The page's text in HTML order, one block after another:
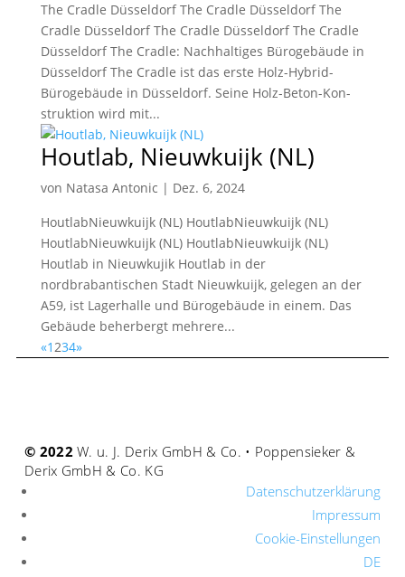
The Cradle Düsseldorf The Cradle Düsseldorf The
Cradle Düsseldorf The Cradle Düsseldorf The Cradle
Düsseldorf The Cradle: Nachhaltiges Bürogebäude in
Düsseldorf The Cradle ist das erste Holz-Hybrid-
Büro­gebäude in Düsseldorf. Seine Holz-Beton-Kon­
struktion wird mit...
Houtlab, Nieuwkuijk (NL)
von Natasa Antonic | Dez. 6, 2024
HoutlabNieuwkuijk (NL) HoutlabNieuwkuijk (NL)
HoutlabNieuwkuijk (NL) HoutlabNieuwkuijk (NL)
Houtlab in Nieuwkujik Houtlab in der
nordbrabantischen Stadt Nieuwkuijk, gelegen an der
A59, ist Lagerhalle und Bürogebäude in einem. Das
Gebäude beherbergt mehrere...
«1234»
© 2022W. u. J. Derix GmbH & Co. • Poppensieker &
Derix GmbH & Co. KG
Datenschutzerklärung
Impressum
Cookie-Einstellungen
DE